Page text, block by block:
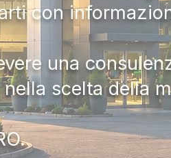
con
una
scelta della